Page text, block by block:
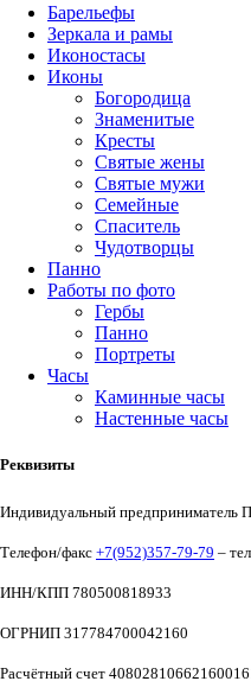
Барельефы
Зеркала и рамы
Иконостасы
Иконы
Богородица
Знаменитые
Кресты
Святые жены
Святые мужи
Семейные
Спаситель
Чудотворцы
Панно
Работы по фото
Гербы
Панно
Портреты
Часы
Каминные часы
Настенные часы
Реквизиты
Индивидуальный предприниматель
Телефон/факс +7(952)357-79-79 –
ИНН/КПП 780500818933
ОГРНИП 317784700042160
Расчётный счет